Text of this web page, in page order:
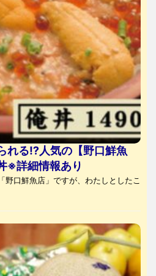
れる⁉人気の【野口鮮魚
※詳細情報あり
野口鮮魚店」ですが、わたしとしたこ